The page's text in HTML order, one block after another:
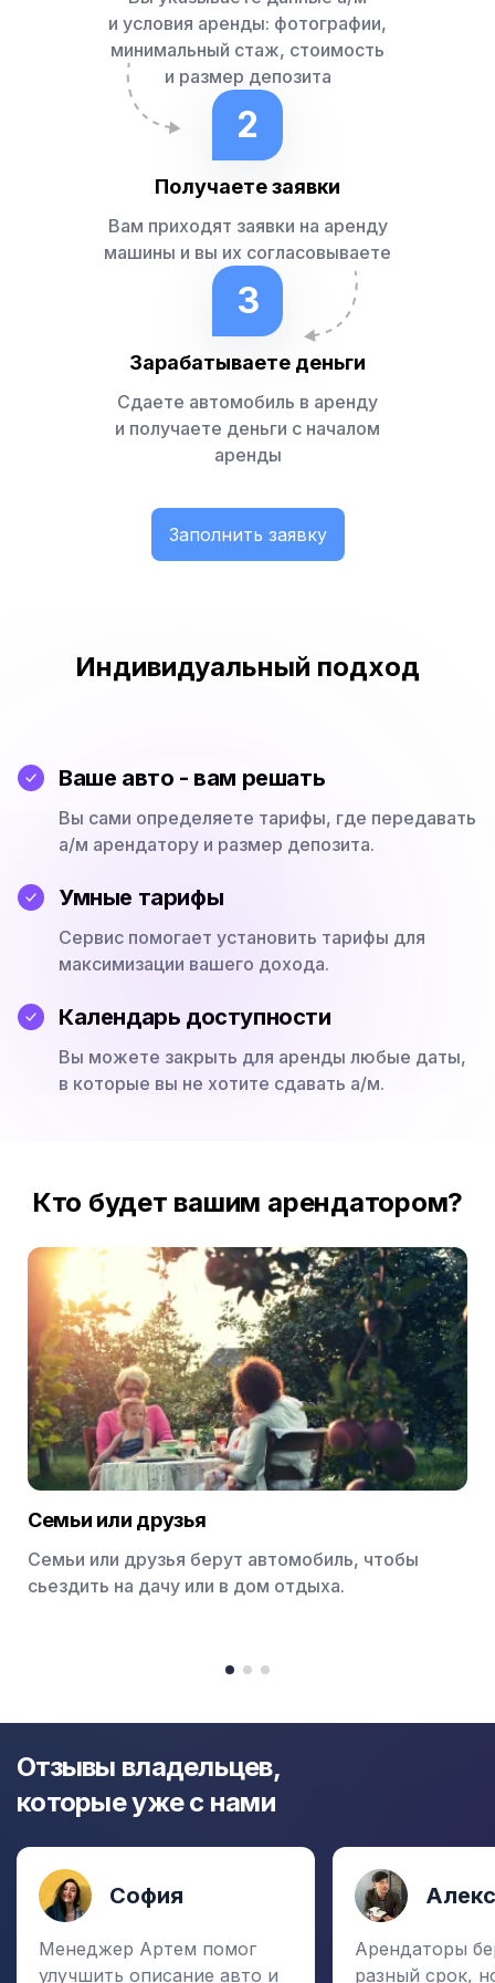
и условия аренды: фотографии,
минимальный стаж, стоимость
и размер депозита
2
Получаете заявки
Вам приходят заявки на аренду
машины и вы их согласовываете
3
Зарабатываете деньги
Сдаете автомобиль в аренду
и получаете деньги с началом
аренды
Заполнить заявку
Индивидуальный подход
Ваше авто - вам решать
Вы сами определяете тарифы, где передавать
а/м арендатору и размер депозита.
Умные тарифы
Сервис помогает установить тарифы для
максимизации вашего дохода.
Календарь доступности
Вы можете закрыть для аренды любые даты,
в которые вы не хотите сдавать а/м.
Кто будет вашим арендатором?
Семьи или друзья
Семьи или друзья берут автомобиль, чтобы
сьездить на дачу или в дом отдыха.
item
itemitem
3
Отзывы владельцев,
которые уже с нами
София
Менеджер Артем помог
улучшить описание авто и
Арендаторы
разный срок,